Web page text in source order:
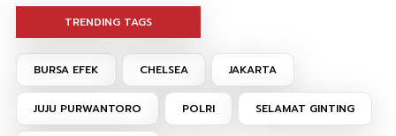
TRENDING TAGS
BURSA EFEK CHELSEA JAKARTA
JUJU PURWANTORO POLRI SELAMAT GINTING